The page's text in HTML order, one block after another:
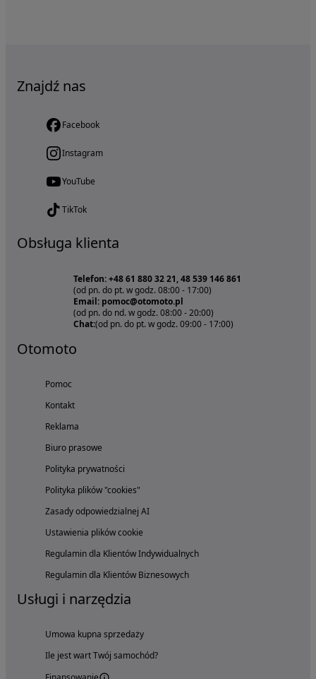
Znajdź nas
Facebook
Instagram
YouTube
TikTok
Obsługa klienta
Telefon: +48 61 880 32 21, 48 539 146 861
(od pn. do pt. w godz. 08:00 - 17:00)
Email: pomoc@otomoto.pl
(od pn. do nd. w godz. 08:00 - 20:00)
Chat:(od pn. do pt. w godz. 09:00 - 17:00)
Otomoto
Pomoc
Kontakt
Reklama
Biuro prasowe
Polityka prywatności
Polityka plików "cookies"
Zasady odpowiedzialnej AI
Ustawienia plików cookie
Regulamin dla Klientów Indywidualnych
Regulamin dla Klientów Biznesowych
Usługi i narzędzia
Umowa kupna sprzedaży
Ile jest wart Twój samochód?